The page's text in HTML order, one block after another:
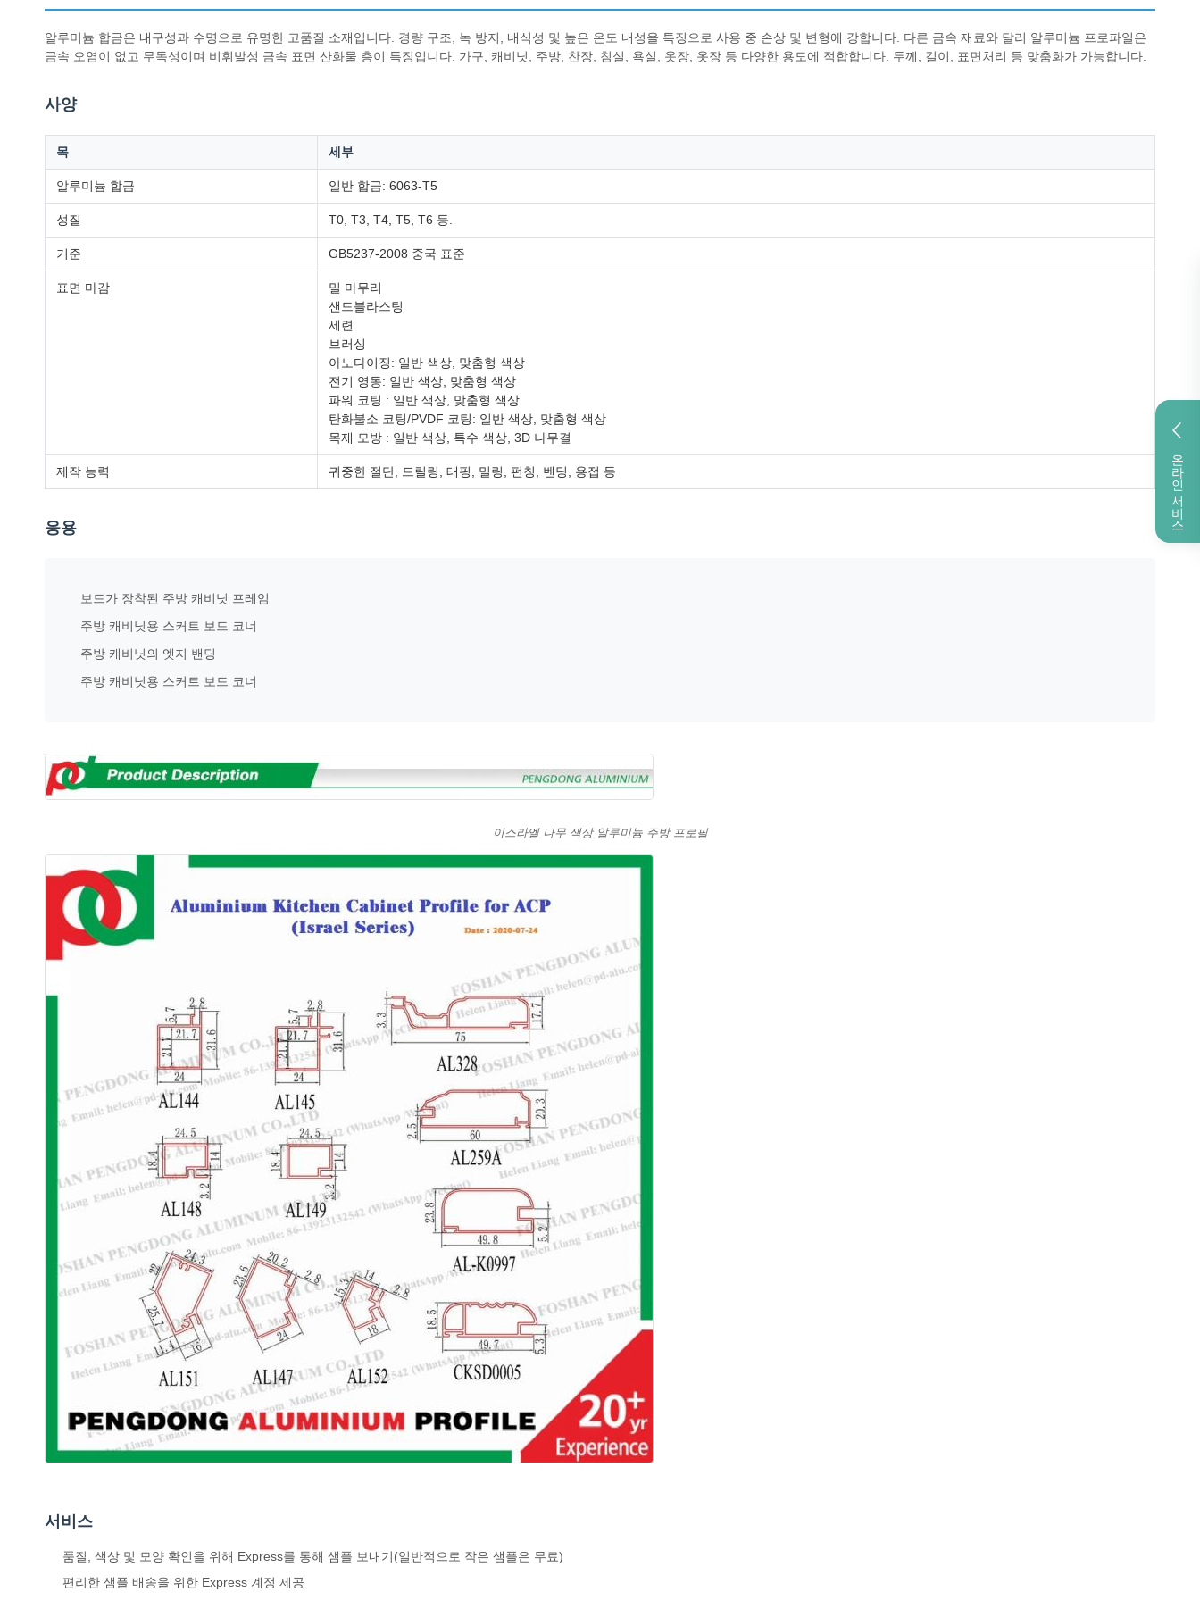
온라인 서비스
알루미늄 합금은 내구성과 수명으로 유명한 고품질 소재입니다. 경량 구조, 녹 방지, 내식성 및 높은 온도 내성을 특징으로 사용 중 손상 및 변형에 강합니다. 다른 금속 재료와 달리 알루미늄 프로파일은
금속 오염이 없고 무독성이며 비휘발성 금속 표면 산화물 층이 특징입니다. 가구, 캐비닛, 주방, 찬장, 침실, 욕실, 옷장, 옷장 등 다양한 용도에 적합합니다. 두께, 길이, 표면처리 등 맞춤화가 가능합니다.
사양
목 세부
알루미늄 합금 일반 합금: 6063-T5
성질 T0, T3, T4, T5, T6 등.
기준 GB5237-2008 중국 표준
표면 마감
밀 마무리
샌드블라스팅
세련
브러싱
아노다이징: 일반 색상, 맞춤형 색상
전기 영동: 일반 색상, 맞춤형 색상
파워 코팅 : 일반 색상, 맞춤형 색상
탄화불소 코팅/PVDF 코팅: 일반 색상, 맞춤형 색상
목재 모방 : 일반 색상, 특수 색상, 3D 나무결
제작 능력 귀중한 절단, 드릴링, 태핑, 밀링, 펀칭, 벤딩, 용접 등
응용
보드가 장착된 주방 캐비닛 프레임
주방 캐비닛용 스커트 보드 코너
주방 캐비닛의 엣지 밴딩
주방 캐비닛용 스커트 보드 코너
이스라엘 나무 색상 알루미늄 주방 프로필
서비스
품질, 색상 및 모양 확인을 위해 Express를 통해 샘플 보내기(일반적으로 작은 샘플은 무료)
편리한 샘플 배송을 위한 Express 계정 제공